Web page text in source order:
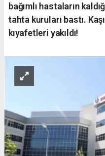
bağımlı hastaların
tahta kuruları bastı.
kıyafetleri yakıldı!